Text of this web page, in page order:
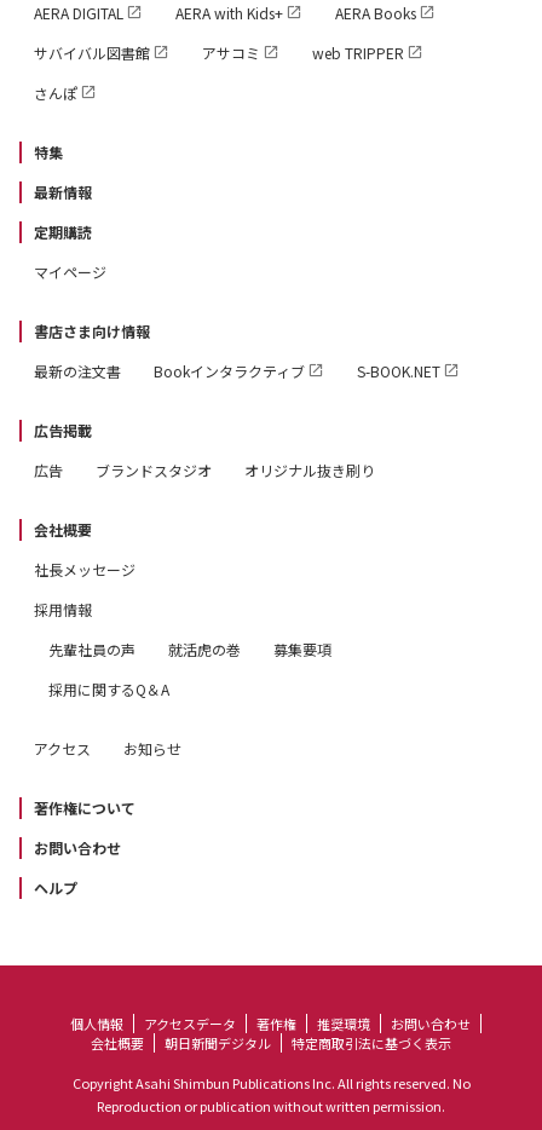
AERA DIGITAL
AERA with Kids+
AERA Books
サバイバル図書館
アサコミ
web TRIPPER
さんぽ
特集
最新情報
定期購読
マイページ
書店さま向け情報
最新の注文書
Bookインタラクティブ S-BOOK.NET
広告掲載
広告
ブランドスタジオ オリジナル抜き刷り
会社概要
社長メッセージ
採用情報
先輩社員の声
就活虎の巻
募集要項
採用に関するQ＆A
アクセス お知らせ
著作権について
お問い合わせ
ヘルプ
個人情報 アクセスデータ 著作権 推奨環境
お問い合わせ
会社概要
朝日新聞デジタル 特定商取引法に基づく表示
Copyright Asahi Shimbun Publications Inc. All rights reserved. No
Reproduction or publication without written permission.